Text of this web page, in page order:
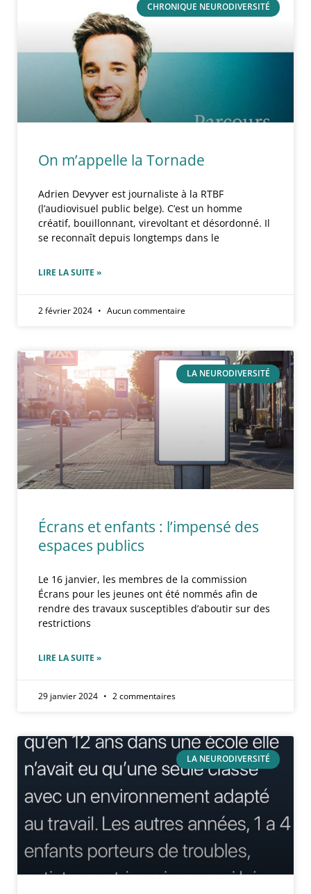
CHRONIQUE NEURODIVERSITÉ
On m’appelle la Tornade
Adrien Devyver est journaliste à la RTBF
(l’audiovisuel public belge). C’est un homme
créatif, bouillonnant, virevoltant et désordonné. Il
se reconnaît depuis longtemps dans le
LIRE LA SUITE »
2 février 2024 Aucun commentaire
LA NEURODIVERSITÉ
Écrans et enfants : l’impensé des
espaces publics
Le 16 janvier, les membres de la commission
Écrans pour les jeunes ont été nommés afin de
rendre des travaux susceptibles d’aboutir sur des
restrictions
LIRE LA SUITE »
29 janvier 2024 2 commentaires
LA NEURODIVERSITÉ